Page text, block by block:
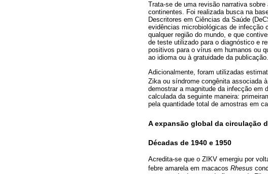
Trata-se de uma revisão narrativa
continentes. Foi realizada busca na
Descritores em Ciências da Saúde
evidências microbiológicas de infecção
qualquer região do mundo, e que
de teste utilizado para o diagnóstico e
positivos para o vírus em humanos ou
ao idioma ou à gratuidade da publicação.
Adicionalmente, foram utilizadas
Zika ou síndrome congênita associada
demostrar a magnitude da infecção em
calculada da seguinte maneira:
pela quantidade total de amostras em
A expansão global da circulação
Décadas de 1940 e 1950
Acredita-se que o ZIKV emergiu por
febre amarela em macacos Rhesus